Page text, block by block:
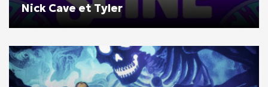
Nick Cave et Tyler